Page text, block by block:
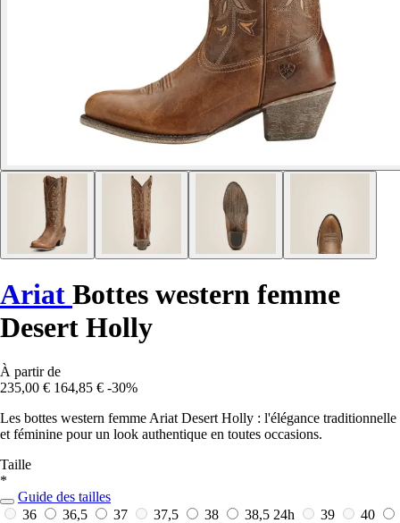
Ariat Bottes western femme
Desert Holly
À partir de
235,00 € 164,85 € -30%
Les bottes western femme Ariat Desert Holly : l'élégance traditionnelle
et féminine pour un look authentique en toutes occasions.
Taille
*
Guide des tailles
36
36,5 37 37,5 38 38,5 24h 39
40